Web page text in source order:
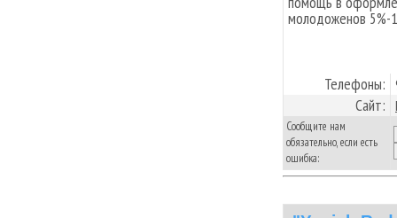
молодоженов 5%-
Телефоны:
Сайт:
Сообщите нам
обязательно, если есть
ошибка: